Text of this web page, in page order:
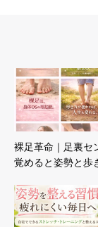
裸足革命｜足裏セ
覚めると姿勢と歩